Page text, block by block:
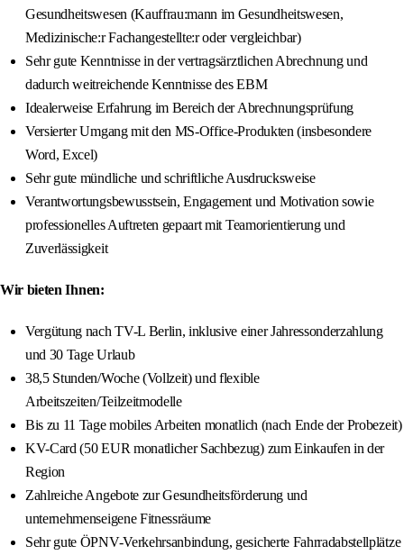
Gesundheitswesen (Kauffrau:mann im Gesundheitswesen,
Medizinische:r Fachangestellte:r oder vergleichbar)
Sehr gute Kenntnisse in der vertragsärztlichen Abrechnung und
dadurch weitreichende Kenntnisse des EBM
Idealerweise Erfahrung im Bereich der Abrechnungsprüfung
Versierter Umgang mit den MS-Office-Produkten (insbesondere
Word, Excel)
Sehr gute mündliche und schriftliche Ausdrucksweise
Verantwortungsbewusstsein, Engagement und Motivation sowie
professionelles Auftreten gepaart mit Teamorientierung und
Zuverlässigkeit
Wir bieten Ihnen:
Vergütung nach TV-L Berlin, inklusive einer Jahressonderzahlung
und 30 Tage Urlaub
38,5 Stunden/Woche (Vollzeit) und flexible
Arbeitszeiten/Teilzeitmodelle
Bis zu 11 Tage mobiles Arbeiten monatlich (nach Ende der Probezeit)
KV-Card (50 EUR monatlicher Sachbezug) zum Einkaufen in der
Region
Zahlreiche Angebote zur Gesundheitsförderung und
unternehmenseigene Fitnessräume
Sehr gute ÖPNV-Verkehrsanbindung, gesicherte Fahrradabstellplätze